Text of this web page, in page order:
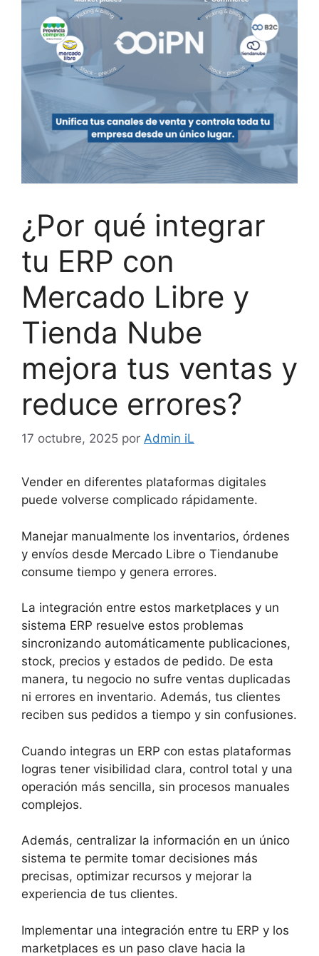
¿Por qué integrar
tu ERP con
Mercado Libre y
Tienda Nube
mejora tus ventas y
reduce errores?
17 octubre, 2025 por Admin iL
Vender en diferentes plataformas digitales
puede volverse complicado rápidamente.
Manejar manualmente los inventarios, órdenes
y envíos desde Mercado Libre o Tiendanube
consume tiempo y genera errores.
La integración entre estos marketplaces y un
sistema ERP resuelve estos problemas
sincronizando automáticamente publicaciones,
stock, precios y estados de pedido. De esta
manera, tu negocio no sufre ventas duplicadas
ni errores en inventario. Además, tus clientes
reciben sus pedidos a tiempo y sin confusiones.
Cuando integras un ERP con estas plataformas
logras tener visibilidad clara, control total y una
operación más sencilla, sin procesos manuales
complejos.
Además, centralizar la información en un único
sistema te permite tomar decisiones más
precisas, optimizar recursos y mejorar la
experiencia de tus clientes.
Implementar una integración entre tu ERP y los
marketplaces es un paso clave hacia la